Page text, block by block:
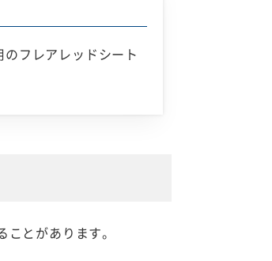
フレアレッドシート
とがあります。